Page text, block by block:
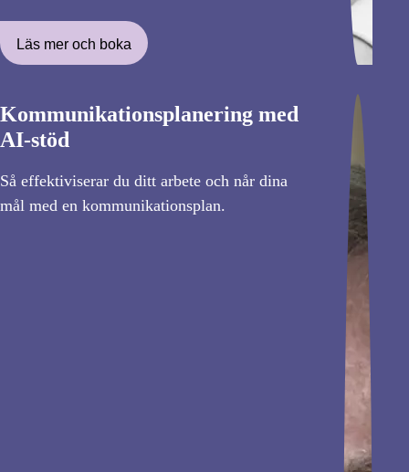
Läs mer och boka
Kommunikationsplanering med
AI-stöd
Så effektiviserar du ditt arbete och når dina
mål med en kommunikationsplan.